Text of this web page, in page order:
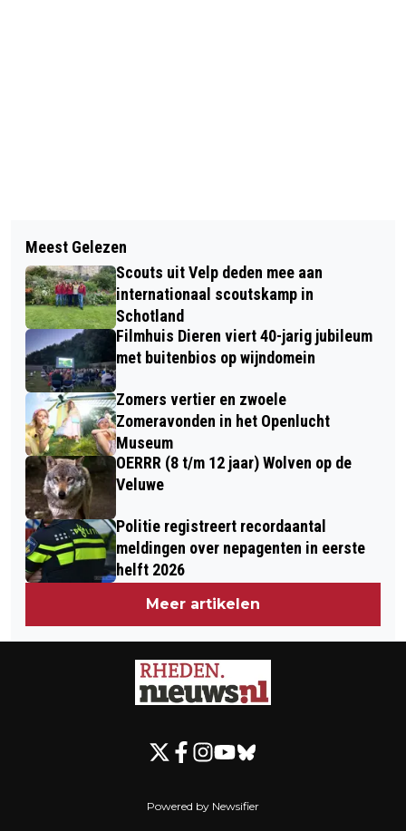
WACHTRUIMTE OP STATION VELP IN
ERE HERSTELD, KIOSK WEER OPEN!
DRUK BEZOCHTE KINDER- EN
DAMESKLEDINGBEURS TE DIEREN
Meest Gelezen
Scouts uit Velp deden mee aan
internationaal scoutskamp in
Schotland
Filmhuis Dieren viert 40-jarig jubileum
met buitenbios op wijndomein
Zomers vertier en zwoele
Zomeravonden in het Openlucht
Museum
OERRR (8 t/m 12 jaar) Wolven op de
Veluwe
Politie registreert recordaantal
meldingen over nepagenten in eerste
helft 2026
Meer artikelen
Powered by Newsifier